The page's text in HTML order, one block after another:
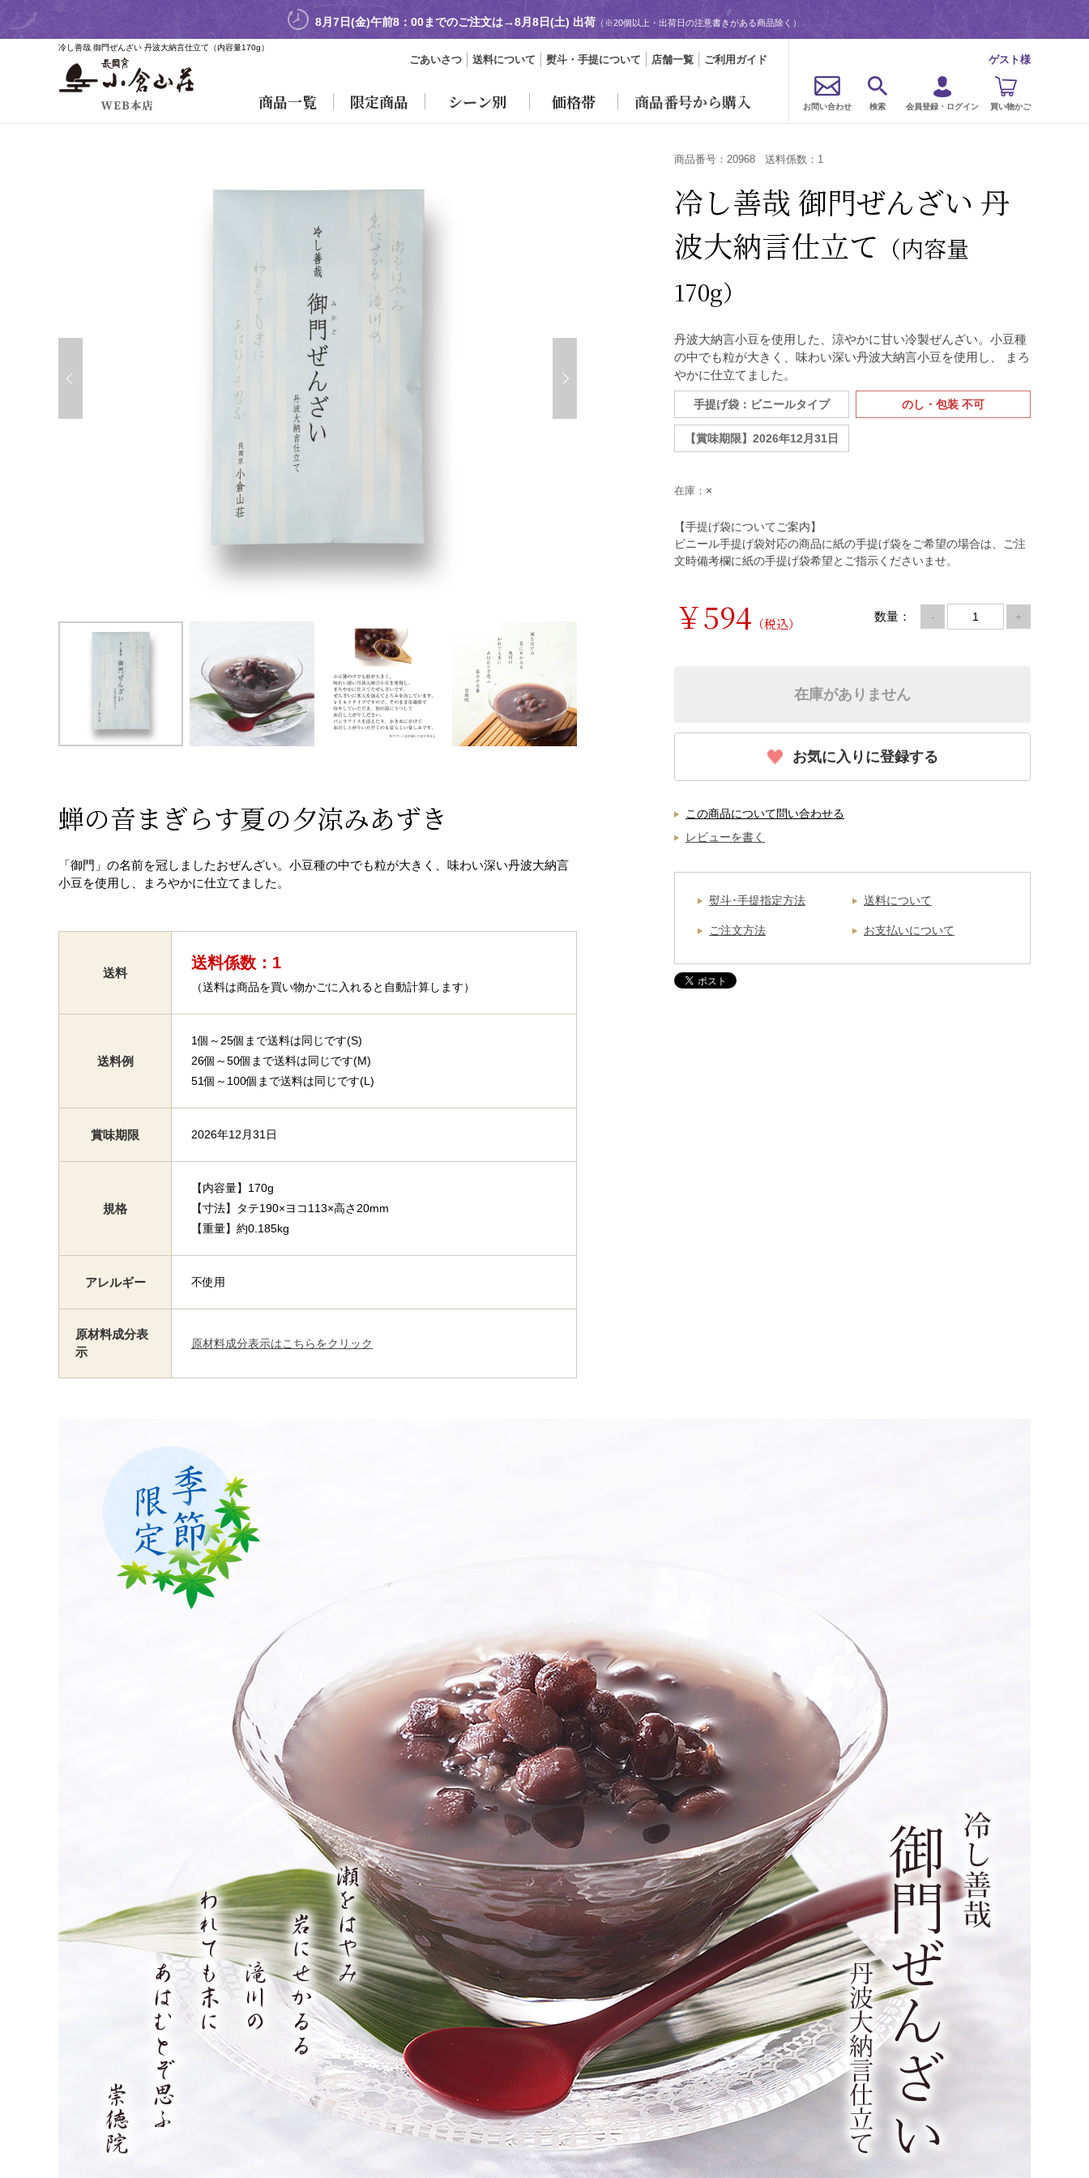
冷し善哉 御門ぜんざい 丹波大納言仕立て （内容量170g）
8月7日(金)午前8：00までのご注文は→8月8日(土) 出荷 （※20個以上・出荷日の注意書きがある商品除く）
ごあいさつ 送料について 熨斗・手提について 店舗一覧 ご利用ガイド
商品一覧 限定商品 シーン別 価格帯 商品番号から購入
ゲスト様
お問い合わせ 検索 会員登録・ログイン 買い物かご
蝉の音まぎらす夏の夕涼みあずき
「御門」の名前を冠しましたおぜんざい。小豆種の中でも粒が大きく、味わい深い丹波大納言
小豆を使用し、まろやかに仕立てました。
送料
送料係数：1
（送料は商品を買い物かごに入れると自動計算します）
送料例
1個～25個まで送料は同じです(S)
26個～50個まで送料は同じです(M)
51個～100個まで送料は同じです(L)
賞味期限 2026年12月31日
規格
【内容量】170g
【寸法】タテ190×ヨコ113×高さ20mm
【重量】約0.185kg
アレルギー 不使用
原材料成分表
示
原材料成分表示はこちらをクリック
商品番号： 20968 送料係数： 1
冷し善哉 御門ぜんざい 丹
波大納言仕立て （内容量
170g）
丹波大納言小豆を使用した、涼やかに甘い冷製ぜんざい。小豆種
の中でも粒が大きく、味わい深い丹波大納言小豆を使用し、 まろ
やかに仕立てました。
手提げ袋：ビニールタイプ のし・包装 不可
【賞味期限】2026年12月31日
在庫： ×
￥594 （税込） 数量： - +
熨斗･手提指定方法 送料について
ご注文方法 お支払いについて
在庫がありません
この商品について問い合わせる
レビューを書く
お気に入りに登録する
【手提げ袋についてご案内】
ビニール手提げ袋対応の商品に紙の手提げ袋をご希望の場合は、ご注
文時備考欄に紙の手提げ袋希望とご指示くださいませ。